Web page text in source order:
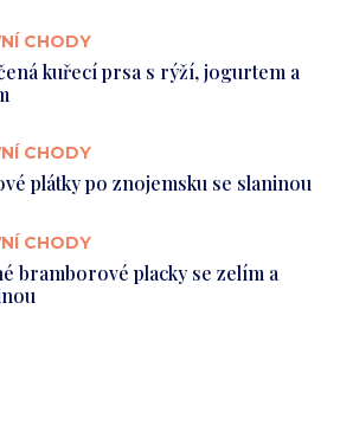
CHODY
kuřecí prsa s rýží, jogurtem a
CHODY
plátky po znojemsku se slaninou
CHODY
bramborové placky se zelím a